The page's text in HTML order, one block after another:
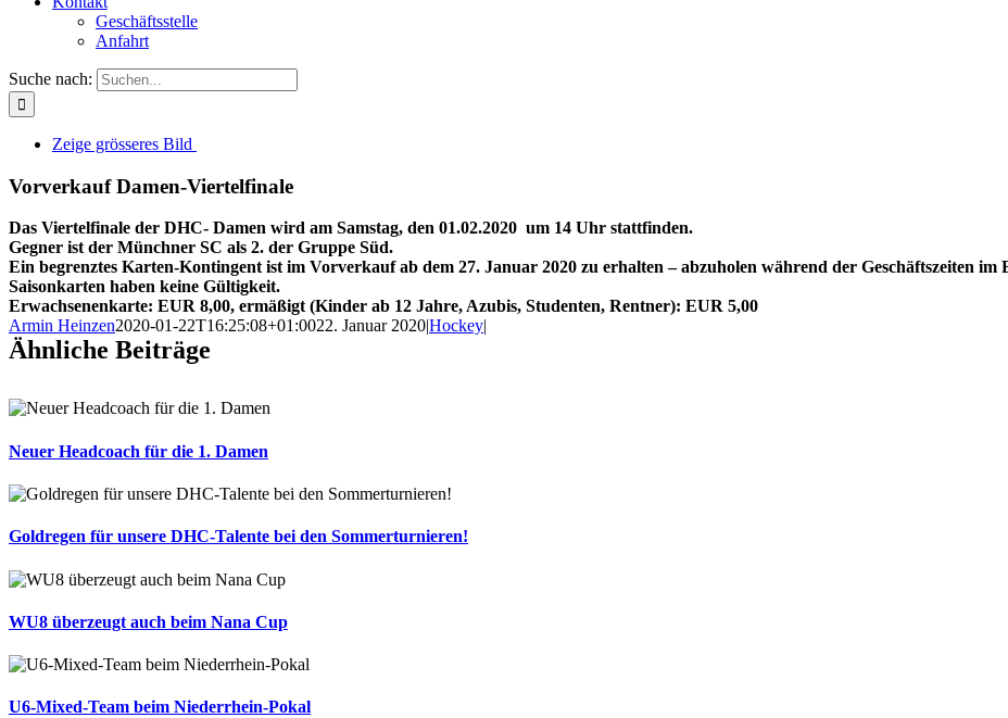
Geschäftsstelle
Anfahrt
Suche nach:
Zeige grösseres Bild
Vorverkauf Damen-Viertelfinale
Das Viertelfinale der DHC- Damen wird am Samstag, den 01.02.2020 um 14 Uhr stattfinden.
Gegner ist der Münchner SC als 2. der Gruppe Süd.
Ein begrenztes Karten-Kontingent ist im Vorverkauf ab dem 27. Januar 2020 zu erhalten – abzuholen während der Geschäftszeiten im
Saisonkarten haben keine Gültigkeit.
Erwachsenenkarte: EUR 8,00, ermäßigt (Kinder ab 12 Jahre, Azubis, Studenten, Rentner): EUR 5,00
Armin Heinzen2020-01-22T16:25:08+01:0022. Januar 2020|Hockey|
Ähnliche Beiträge
Neuer Headcoach für die 1. Damen
Goldregen für unsere DHC-Talente bei den Sommerturnieren!
WU8 überzeugt auch beim Nana Cup
U6-Mixed-Team beim Niederrhein-Pokal